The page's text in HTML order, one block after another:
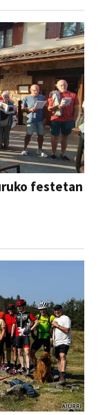
festetan